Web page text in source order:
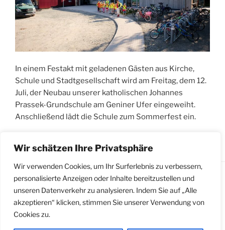
Wir schätzen Ihre Privatsphäre
Wir verwenden Cookies, um Ihr Surferlebnis zu verbessern,
personalisierte Anzeigen oder Inhalte bereitzustellen und
unseren Datenverkehr zu analysieren. Indem Sie auf „Alle
akzeptieren“ klicken, stimmen Sie unserer Verwendung von
Cookies zu.
In einem Festakt mit geladenen Gästen aus Kirche,
Schule und Stadtgesellschaft wird am Freitag, dem 12.
Juli, der Neubau unserer katholischen Johannes
Prassek-Grundschule am Geniner Ufer eingeweiht.
Anschließend lädt die Schule zum Sommerfest ein.
des
Neubaus
und
Sommerfest
der
Johannes-
Impressum | Datenschutzerklärung
Meldestelle
gemäß Hinweisgeberschutzgesetz